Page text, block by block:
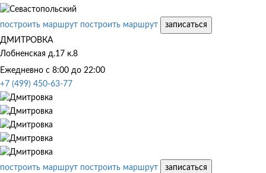
построить маршрут построить маршрут
записаться
ДМИТРОВКА
Лобненская д.17 к.8
Ежедневно с 8:00 до 22:00
+7 (499) 450-63-77
построить маршрут построить маршрут
записаться